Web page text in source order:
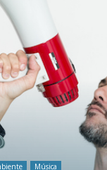
Música